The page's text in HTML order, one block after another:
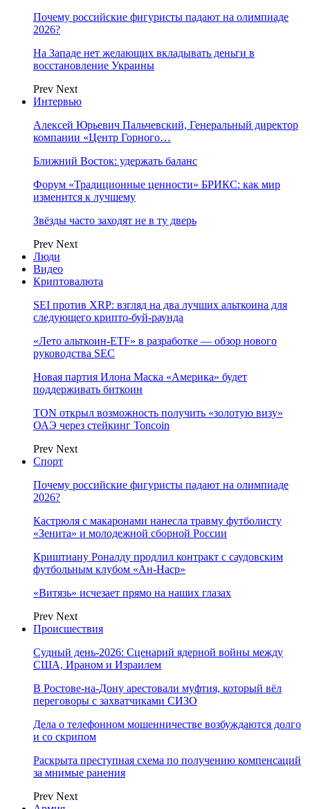
Почему российские фигуристы падают на олимпиаде
2026?
На Западе нет желающих вкладывать деньги в
восстановление Украины
Prev Next
Интервью
Алексей Юрьевич Пальчевский, Генеральный директор
компании «Центр Горного…
Ближний Восток: удержать баланс
Форум «Традиционные ценности» БРИКС: как мир
изменится к лучшему
Звёзды часто заходят не в ту дверь
Prev Next
Люди
Видео
Криптовалюта
SEI против XRP: взгляд на два лучших альткоина для
следующего крипто-буй-раунда
«Лето альткоин-ETF» в разработке — обзор нового
руководства SEC
Новая партия Илона Маска «Америка» будет
поддерживать биткоин
TON открыл возможность получить «золотую визу»
ОАЭ через стейкинг Toncoin
Prev Next
Спорт
Почему российские фигуристы падают на олимпиаде
2026?
Кастрюля с макаронами нанесла травму футболисту
«Зенита» и молодежной сборной России
Криштиану Роналду продлил контракт с саудовским
футбольным клубом «Ан-Наср»
«Витязь» исчезает прямо на наших глазах
Prev Next
Происшествия
Судный день-2026: Сценарий ядерной войны между
США, Ираном и Израилем
В Ростове-на-Дону арестовали муфтия, который вёл
переговоры с захватчиками СИЗО
Дела о телефонном мошенничестве возбуждаются долго
и со скрипом
Раскрыта преступная схема по получению компенсаций
за мнимые ранения
Prev Next